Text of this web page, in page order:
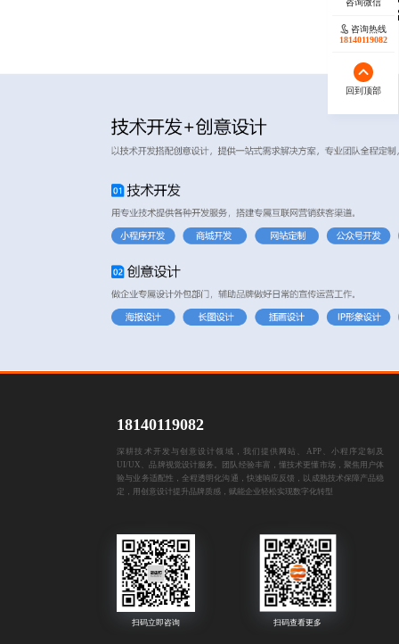
咨询热线
18140119082
回到顶部
18140119082
深耕技术开发与创意设计领域，我们提供网站、APP、小程序定制及
UI/UX、品牌视觉设计服务。团队经验丰富，懂技术更懂市场，聚焦用户体
验与业务适配性，全程透明化沟通，快速响应反馈，以成熟技术保障产品稳
定，用创意设计提升品牌质感，赋能企业轻松实现数字化转型